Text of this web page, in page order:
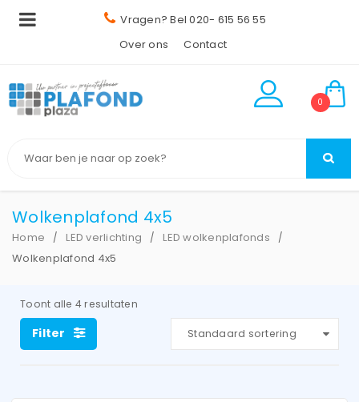
Vragen? Bel 020- 615 56 55
Over ons
Contact
0
Wolkenplafond 4x5
Home / LED verlichting / LED wolkenplafonds /
Wolkenplafond 4x5
Toont alle 4 resultaten
Filter Standaard sortering